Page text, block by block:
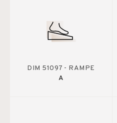
DIM 51097 - RAMPE
A